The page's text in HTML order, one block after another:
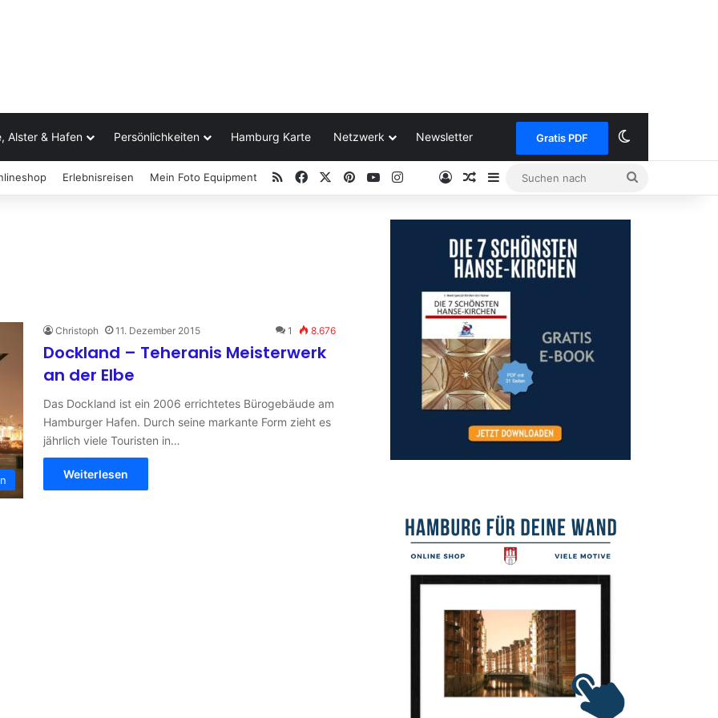
Alster & Hafen Persönlichkeiten Hamburg Karte Netzwerk Newsletter Gratis PDF
Erlebnisreisen Mein Foto Equipment RSS FacebookPinterestYouTubeInstagram
Google
AnmeldenZufälliger Artikel
Sidebar
Christoph 11. Dezember 2015 1 8.676
Dockland – Teheranis Meisterwerk
an der Elbe
Das Dockland ist ein 2006 errichtetes Bürogebäude am
Hamburger Hafen. Durch seine markante Form zieht es
jährlich viele Touristen in…
Weiterlesen